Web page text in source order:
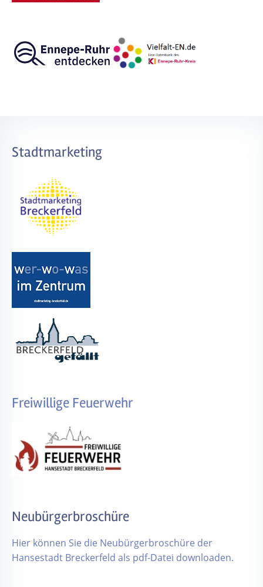
Stadtmarketing
Freiwillige Feuerwehr
Neubürgerbroschüre
Hier können Sie die Neubürgerbroschüre der
Hansestadt Breckerfeld als pdf-Datei downloaden.